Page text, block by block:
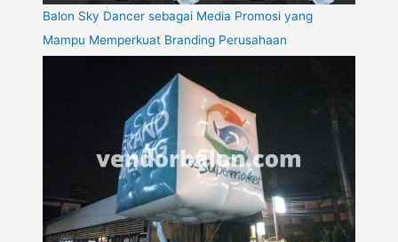
Balon Sky Dancer sebagai Media Promosi yang
Mampu Memperkuat Branding Perusahaan